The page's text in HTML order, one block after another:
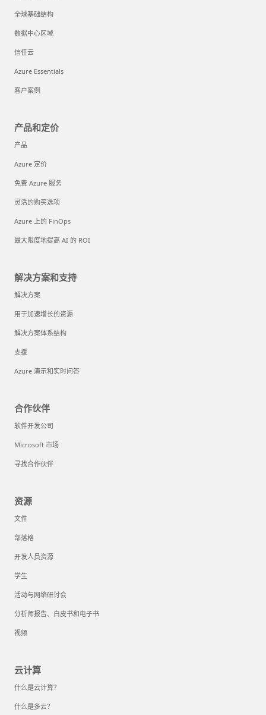
全球基础结构
数据中心区域
信任云
Azure Essentials
客户案例
产品和定价
产品
Azure 定价
免费 Azure 服务
灵活的购买选项
Azure 上的 FinOps
最大限度地提高 AI 的 ROI
解决方案和支持
解决方案
用于加速增长的资源
解决方案体系结构
支援
Azure 演示和实时问答
合作伙伴
软件开发公司
Microsoft 市场
寻找合作伙伴
资源
文件
部落格
开发人员资源
学生
活动与网络研讨会
分析师报告、白皮书和电子书
视频
云计算
什么是云计算？
什么是多云？